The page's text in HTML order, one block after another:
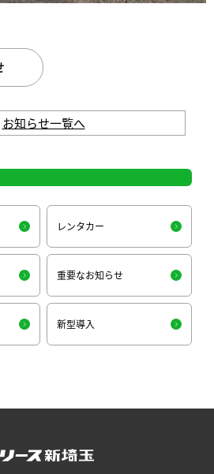
お知らせ一覧へ
レンタカー
重要なお知らせ
新型導入